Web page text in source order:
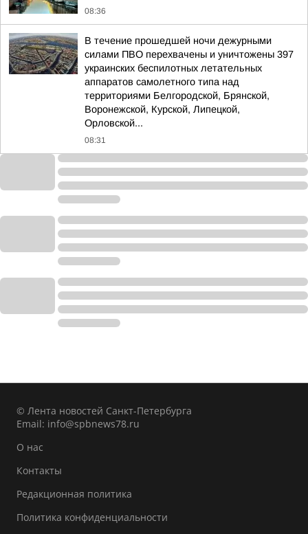
08:36
В течение прошедшей ночи дежурными
силами ПВО перехвачены и уничтожены 397
украинских беспилотных летательных
аппаратов самолетного типа над
территориями Белгородской, Брянской,
Воронежской, Курской, Липецкой,
Орловской...
08:31
© Лента новостей Санкт-Петербурга
Email: info@spbnews78.ru
О нас
Контакты
Редакционная политика
Политика конфиденциальности